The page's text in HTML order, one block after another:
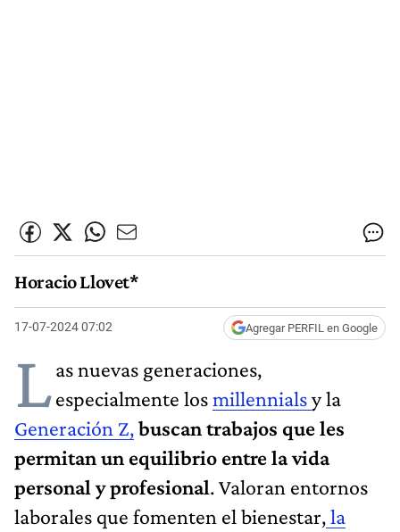
Horacio Llovet*
17-07-2024 07:02 Agregar PERFIL en Google
Las nuevas generaciones,
especialmente losmillennialsy la
Generación Z,buscan trabajos que les
permitan un equilibrio entre la vida
personal y profesional. Valoran entornos
laborales que fomenten el bienestar,la